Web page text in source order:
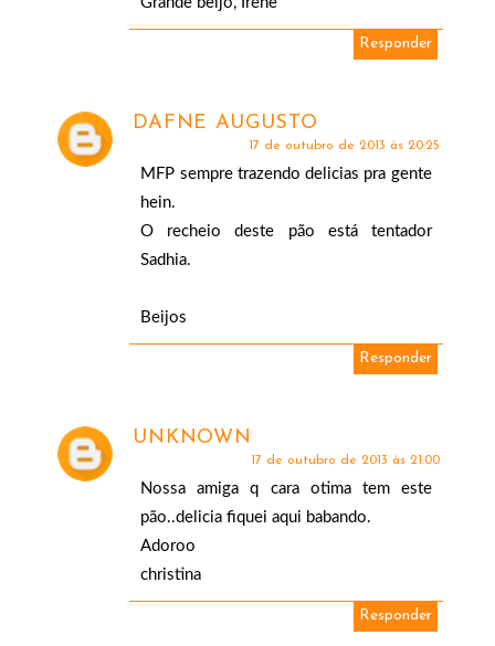
Responder
DAFNE AUGUSTO
17 de outubro de 2013 às 20:25
MFP sempre trazendo delicias pra gente
hein.
O recheio deste pão está tentador
Sadhia.
Beijos
Responder
UNKNOWN
17 de outubro de 2013 às 21:00
Nossa amiga q cara otima tem este
pão..delicia fiquei aqui babando.
Adoroo
christina
Responder